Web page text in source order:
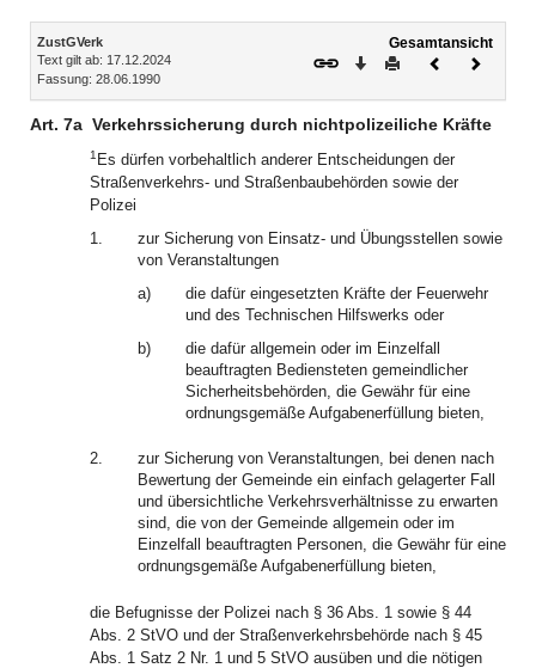
Inhalt
ZustGVerk
Text gilt ab: 17.12.2024
Fassung: 28.06.1990
Gesamtansicht
Download
DruckenVorheriges
Art. 7a Verkehrssicherung durch nichtpolizeiliche Kräfte
1 Es dürfen vorbehaltlich anderer Entscheidungen der
Straßenverkehrs- und Straßenbaubehörden sowie der
Polizei
1.
zur Sicherung von Einsatz- und Übungsstellen sowie
von Veranstaltungen
a)
die dafür eingesetzten Kräfte der Feuerwehr
und des Technischen Hilfswerks oder
b)
die dafür allgemein oder im Einzelfall
beauftragten Bediensteten gemeindlicher
Sicherheitsbehörden, die Gewähr für eine
ordnungsgemäße Aufgabenerfüllung bieten,
2.
zur Sicherung von Veranstaltungen, bei denen nach
Bewertung der Gemeinde ein einfach gelagerter Fall
und übersichtliche Verkehrsverhältnisse zu erwarten
sind, die von der Gemeinde allgemein oder im
Einzelfall beauftragten Personen, die Gewähr für eine
ordnungsgemäße Aufgabenerfüllung bieten,
die Befugnisse der Polizei nach § 36 Abs. 1 sowie § 44
Abs. 2 StVO und der Straßenverkehrsbehörde nach § 45
Abs. 1 Satz 2 Nr. 1 und 5 StVO ausüben und die nötigen